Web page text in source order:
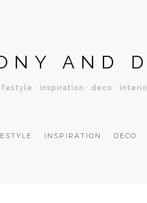
AND
· inspiration · deco ·
INSPIRATION DECO